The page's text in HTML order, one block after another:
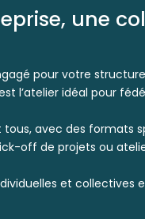
une
pour votre
l’atelier idéal pour
avec des formats
off de projets ou
et collectives